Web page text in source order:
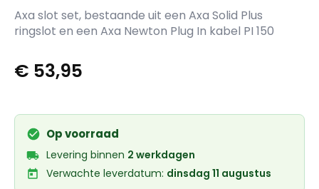
Axa slot set, bestaande uit een Axa Solid Plus
ringslot en een Axa Newton Plug In kabel PI 150
€ 53,95
Op voorraad
Levering binnen 2 werkdagen
Verwachte leverdatum: dinsdag 11 augustus